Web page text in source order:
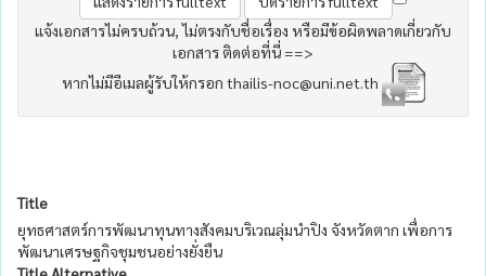
แจ้งเอกสารไม่ครบถ้วน, ไม่ตรงกับชื่อเรื่อง หรือมีข้อผิดพลาดเกี่ยวกับ
เอกสาร ติดต่อที่นี่ ==>
หากไม่มีอีเมลผู้รับให้กรอก thailis-noc@uni.net.th
Title
ยุทธศาสตร์การพัฒนาทุนทางสังคมบริเวณลุ่มนำปิง จังหวัดตาก เพื่อการ
พัฒนาเศรษฐกิจชุมชนอย่างยั่งยืน